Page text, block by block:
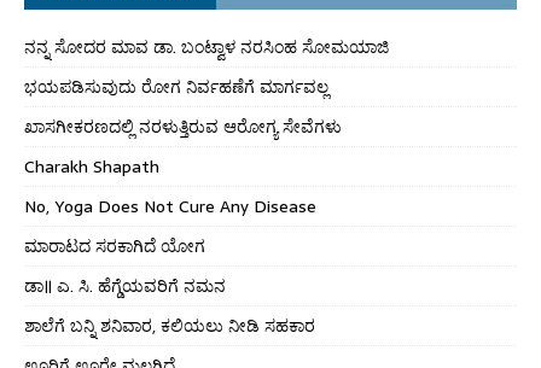
ನನ್ನ ಸೋದರ ಮಾವ ಡಾ. ಬಂಟ್ವಾಳ ನರಸಿಂಹ ಸೋಮಯಾಜಿ
ಭಯಪಡಿಸುವುದು ರೋಗ ನಿರ್ವಹಣೆಗೆ ಮಾರ್ಗವಲ್ಲ
ಖಾಸಗೀಕರಣದಲ್ಲಿ ನರಳುತ್ತಿರುವ ಆರೋಗ್ಯ ಸೇವೆಗಳು
Charakh Shapath
No, Yoga Does Not Cure Any Disease
ಮಾರಾಟದ ಸರಕಾಗಿದೆ ಯೋಗ
ಡಾ॥ ಎ. ಸಿ. ಹೆಗ್ಡೆಯವರಿಗೆ ನಮನ
ಶಾಲೆಗೆ ಬನ್ನಿ ಶನಿವಾರ, ಕಲಿಯಲು ನೀಡಿ ಸಹಕಾರ